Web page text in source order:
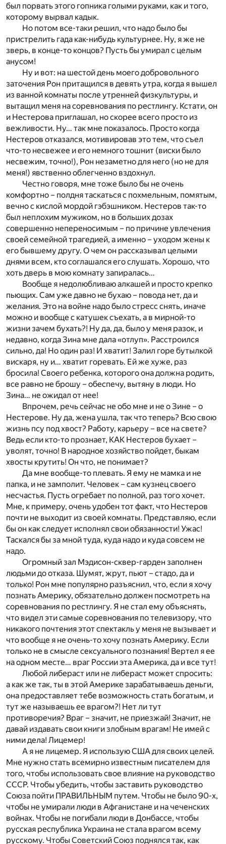
был порвать этого гопника голыми руками, как и того,
которому вырвал кадык.
Но потом все-таки решил, что надо было бы
пристрелить гада как-нибудь культурнее. Ну, я же не
зверь, в конце-то концов? Пусть бы умирал с целым
анусом!
Ну и вот: на шестой день моего добровольного
заточения Рон притащился в девять утра, когда я вышел
из ванной комнаты после утренней физкультуры, и
вытащил меня на соревнования по рестлингу. Кстати, он
и Нестерова приглашал, но скорее всего просто из
вежливости. Ну… так мне показалось. Просто когда
Нестеров отказался, мотивировав это тем, что съел
что-то несвежее и его немного тошнит (виски было
несвежим, точно!), Рон незаметно для него (но не для
меня!) явственно облегченно вздохнул.
Честно говоря, мне тоже было бы не очень
комфортно – полдня таскаться с похмельным, помятым,
вечно с кислой мордой гэбэшником. Нестеров так-то
был неплохим мужиком, но в больших дозах
совершенно непереносимым – по причине увлечения
своей семейной трагедией, а именно – уходом жены к
его бывшему другу. О чем он рассказывал целыми
днями всем, кто соглашался его слушать. Хорошо, что
хоть дверь в мою комнату запиралась…
Вообще я недолюбливаю алкашей и просто крепко
пьющих. Сам уже давно не бухаю – повода нет, да и
желания. Это на войне надо было стресс снять, иначе
можно и вообще с катушек съехать, а в мирной-то
жизни зачем бухать?! Ну да, да, было у меня разок, и
недавно, когда Зина мне дала «отлуп». Расстроился
сильно, да! Но один раз! И хватит! Залил горе бутылкой
вискаря, ну и… хватит горевать. Ей же хуже, раз
бросила! Своего ребенка, которого она должна родить,
все равно не брошу – обеспечу, вытяну в люди. Но
Зина… не ожидал от нее!
Впрочем, речь сейчас не обо мне и не о Зине – о
Нестерове. Ну да, жена ушла, так что теперь? Всю свою
жизнь псу под хвост? Работу, карьеру – все на свете?
Ведь если кто-то прознает, КАК Нестеров бухает –
уволят, точно! В народное хозяйство пойдет, быкам
хвосты крутить! Он что, не понимает?
Да мне вообще-то плевать. Я ему не мамка и не
папка, и не замполит. Человек – сам кузнец своего
несчастья. Пусть огребает по полной, раз того хочет.
Мне, к примеру, очень удобен тот факт, что Нестеров
почти не выходит из своей комнаты. Представляю, если
бы он как следует исполнял свои обязанности! Ужас!
Таскался бы за мной туда, куда надо и куда совсем не
надо.
Огромный зал Мэдисон-сквер-гарден заполнен
людьми до отказа. Шумят, жрут, пьют – стадо, да и
только! Рон мне популярно разъяснил, что, если я хочу
познать Америку, обязательно должен посмотреть на
соревнования по рестлингу. Я не стал ему объяснять,
что видел эти самые соревнования по телевизору, что
никакого почтения этот спектакль у меня не вызывает и
что вообще я не очень-то хочу познать Америку. Если
только не в смысле сексуального познания! Вертел я ее
на одном месте… враг России эта Америка, да и все тут!
Любой либераст или не либераст может спросить:
а как же так, ты в этой Америке зарабатываешь деньги,
она предоставляет тебе возможность стать богатым, и
тут же называешь ее врагом?! Нет ли тут
противоречия? Враг – значит, не приезжай! Значит, не
давай издавать свои книги злобным врагам! Не имей с
ними дела! Лицемер!
А я не лицемер. Я использую США для своих целей.
Мне нужно стать всемирно известным писателем для
того, чтобы использовать свое влияние на руководство
СССР. Чтобы убедить, чтобы заставить руководство
Союза пойти ПРАВИЛЬНЫМ путем. Чтобы не было 90-х,
чтобы не умирали люди в Афганистане и на чеченских
войнах. Чтобы не погибали люди в Донбассе, чтобы
русская республика Украина не стала врагом всему
русскому. Чтобы Советский Союз поднялся так, как